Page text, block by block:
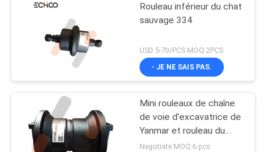
Rouleau inférieur du chat
sauvage 334
USD 5-70/PCS MOQ:2PCS
- JE NE SAIS PAS.
Mini rouleaux de chaîne
de voie d'excavatrice de
Yanmar et rouleau du
fond VIO75
Negotiate MOQ:6 pcs